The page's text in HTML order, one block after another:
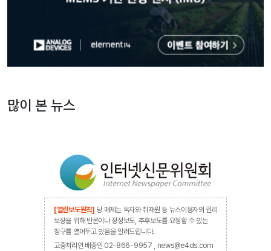
많이 본 뉴스
[열린보도원칙] 당 매체는 독자와 취재원 등 뉴스이용자의 권리
보장을 위해 반론이나 정정보도, 추후보도를 요청할 수 있는
창구를 열어두고 있음을 알려드립니다.
고충처리인 배종인 02-866-9957 , news@e4ds.com